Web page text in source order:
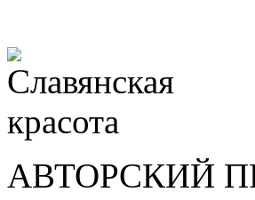
АВТОРСКИЙ